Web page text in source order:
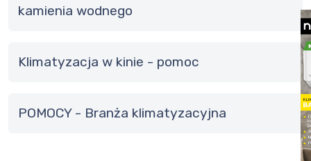
kamienia wodnego
Klimatyzacja w kinie - pomoc
POMOCY - Branża klimatyzacyjna